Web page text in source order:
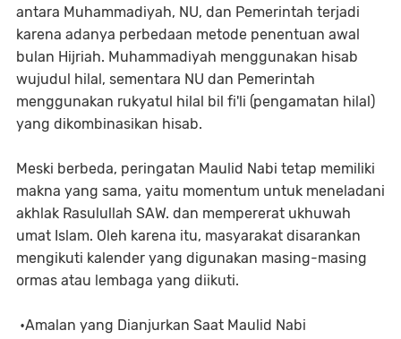
antara Muhammadiyah, NU, dan Pemerintah terjadi
karena adanya perbedaan metode penentuan awal
bulan Hijriah. Muhammadiyah menggunakan hisab
wujudul hilal, sementara NU dan Pemerintah
menggunakan rukyatul hilal bil fi'li (pengamatan hilal)
yang dikombinasikan hisab.
Meski berbeda, peringatan Maulid Nabi tetap memiliki
makna yang sama, yaitu momentum untuk meneladani
akhlak Rasulullah SAW. dan mempererat ukhuwah
umat Islam. Oleh karena itu, masyarakat disarankan
mengikuti kalender yang digunakan masing-masing
ormas atau lembaga yang diikuti.
•Amalan yang Dianjurkan Saat Maulid Nabi